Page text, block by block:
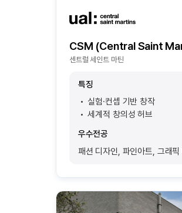
CSM (Central Saint
센트럴 세인트 마틴
특징
실험·컨셉 기반 창작
세계적 창의성 허브
우수전공
패션 디자인, 파인아트, 그래픽